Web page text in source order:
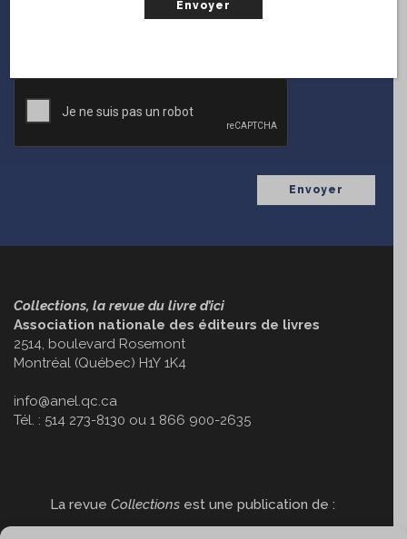
Collections, la revue du livre d’ici
Association nationale des éditeurs de livres
2514, boulevard Rosemont
Montréal (Québec) H1Y 1K4
info@anel.qc.ca
Tél. : 514 273-8130 ou 1 866 900-2635
La revue Collections est une publication de :